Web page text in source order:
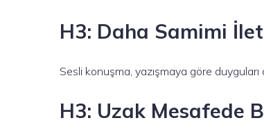
H3: Daha Samimi
Sesli konuşma, yazışmaya göre
H3: Uzak Mesafede